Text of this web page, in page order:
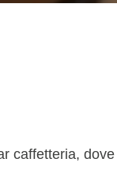
caffetteria,